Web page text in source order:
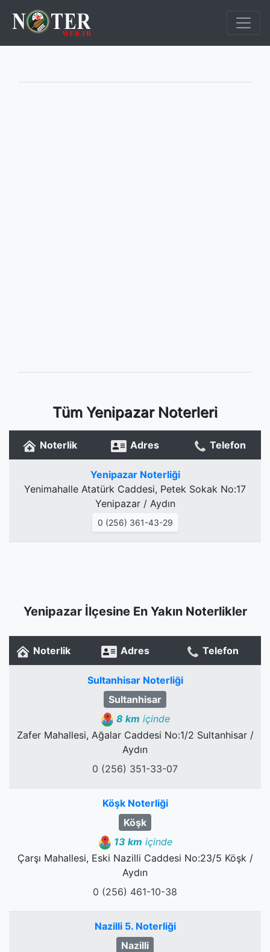
Tüm Yenipazar Noterleri
Noterlik Adres Telefon
Yenipazar Noterliği
Yenimahalle Atatürk Caddesi, Petek Sokak No:17
Yenipazar / Aydın
0 (256) 361-43-29
Yenipazar İlçesine En Yakın Noterlikler
Noterlik Adres Telefon
Sultanhisar Noterliği
Sultanhisar
8 km içinde
Zafer Mahallesi, Ağalar Caddesi No:1/2 Sultanhisar /
Aydın
0 (256) 351-33-07
Köşk Noterliği
Köşk
13 km içinde
Çarşı Mahallesi, Eski Nazilli Caddesi No:23/5 Köşk /
Aydın
0 (256) 461-10-38
Nazilli 5. Noterliği
Nazilli